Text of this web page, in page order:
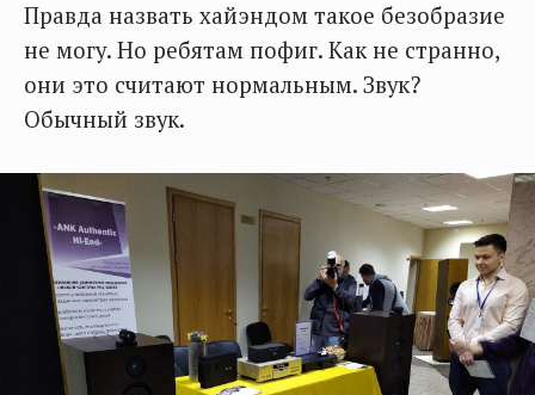
Правда назвать хайэндом такое безобразие
не могу. Но ребятам пофиг. Как не странно,
они это считают нормальным. Звук?
Обычный звук.